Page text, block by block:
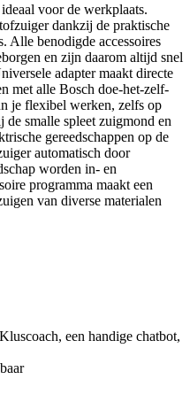
voor de werkplaats.
dankzij de praktische
Alle benodigde accessoires
en zijn daarom altijd snel
adapter maakt directe
met alle Bosch doe-het-zelf-
je flexibel werken, zelfs op
smalle spleet zuigmond en
gereedschappen op de
automatisch door
worden in- en
programma maakt een
van diverse materialen
een handige chatbot,